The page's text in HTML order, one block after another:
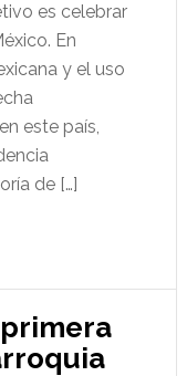
es celebrar
En
y el uso
este país,
de […]